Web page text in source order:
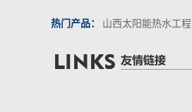
热门产品： 山西太阳能热水工程